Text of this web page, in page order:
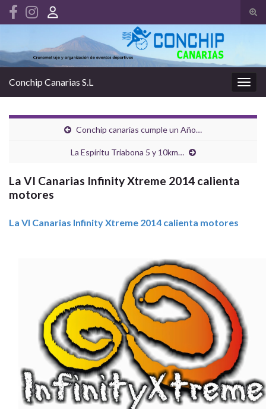
el
Search for:
la
Conchip Canarias S.L
Conchip canarias cumple un Año…
La Espíritu Triabona 5 y 10km…
La VI Canarias Infinity Xtreme 2014 calienta
motores
La VI Canarias Infinity Xtreme 2014 calienta motores